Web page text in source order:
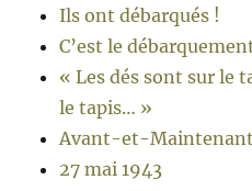
Ils ont débarqués !
C’est le
« Les dés sont sur le
le tapis… »
Avant-et-
27 mai 1943